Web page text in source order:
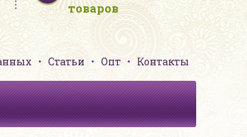
товаров
Статьи Опт Контакты